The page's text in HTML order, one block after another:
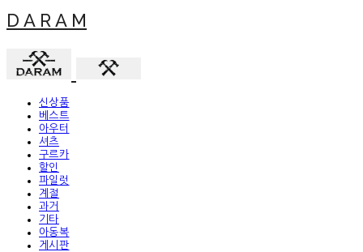
D A R A M
신상품
베스트
아우터
셔츠
구르카
할인
파일럿
계절
과거
기타
아동복
게시판